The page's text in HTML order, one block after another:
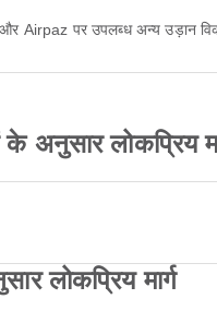
और Airpaz पर उपलब्ध अन्य उड़ान
अनुसार लोकप्रिय
लोकप्रिय मार्ग